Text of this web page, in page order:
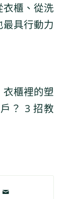
櫃、從洗
具行動力
衣櫃裡的塑
？ 3 招教